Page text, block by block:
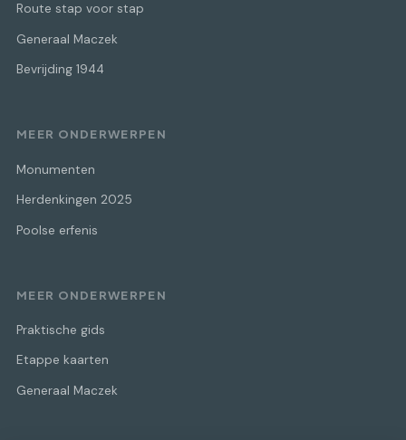
Route stap voor stap
Generaal Maczek
Bevrijding 1944
MEER ONDERWERPEN
Monumenten
Herdenkingen 2025
Poolse erfenis
MEER ONDERWERPEN
Praktische gids
Etappe kaarten
Generaal Maczek